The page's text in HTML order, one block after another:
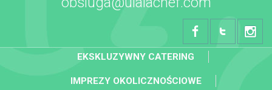
EKSKLUZYWNY CATERING
IMPREZY OKOLICZNOŚCIOWE